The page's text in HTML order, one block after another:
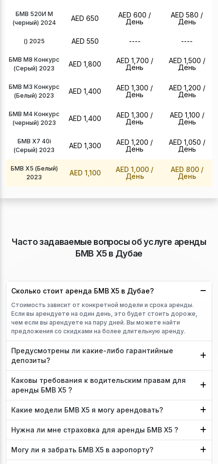
БМВ 520И М
(черный) 2024
AED 650 AED 600 /
День
AED 580 /
День
() 2025 AED 550 ---- ----
БМВ М8 Конкурс
(Серый) 2023
AED 1,800 AED 1,700 /
День
AED 1,500 /
День
БМВ М3 Конкурс
(Белый) 2023
AED 1,400 AED 1,300 /
День
AED 1,200 /
День
БМВ М4 Конкурс
(черный) 2023
AED 1,400 AED 1,300 /
День
AED 1,100 /
День
БМВ Х7 40i
(Серый) 2023
AED 1,300 AED 1,200 /
День
AED 1,050 /
День
БМВ Х5 (Белый)
2023
AED 1,100 AED 1,000 /
День
AED 800 /
День
Часто задаваемые вопросы об услуге аренды
БМВ Х5 в Дубае
Сколько стоит аренда БМВ Х5 в Дубае?
Стоимость зависит от конкретной модели и срока аренды.
Если вы арендуете на один день, это будет стоить дороже,
чем если вы арендуете на пару дней. Вы можете найти
предложения со скидками на более длительную аренду.
Предусмотрены ли какие-либо гарантийные
депозиты?
Каковы требования к водительским правам для
аренды БМВ Х5 ?
Какие модели БМВ Х5 я могу арендовать?
Нужна ли мне страховка для аренды БМВ Х5 ?
Могу ли я забрать БМВ Х5 в аэропорту?